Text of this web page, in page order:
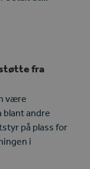
fra
være
andre
på plass for
i